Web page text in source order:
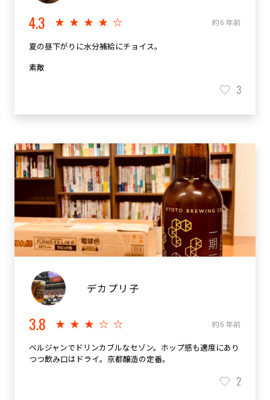
4.3 ★★★★☆ 約6年前
夏の昼下がりに水分補給にチョイス。
素敵
3
デカプリ子
3.8 ★★★☆☆ 約6年前
ベルジャンでドリンカブルなセゾン。ホップ感も適度にあり
つつ飲み口はドライ。京都醸造の定番。
2